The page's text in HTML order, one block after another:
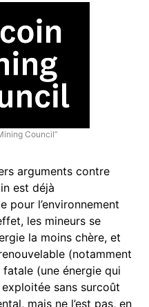
Council”
arguments contre
est déjà
pour l’environnement
les mineurs se
la moins chère, et
(notamment
(une énergie qui
sans surcoût
mais ne l’est pas, en